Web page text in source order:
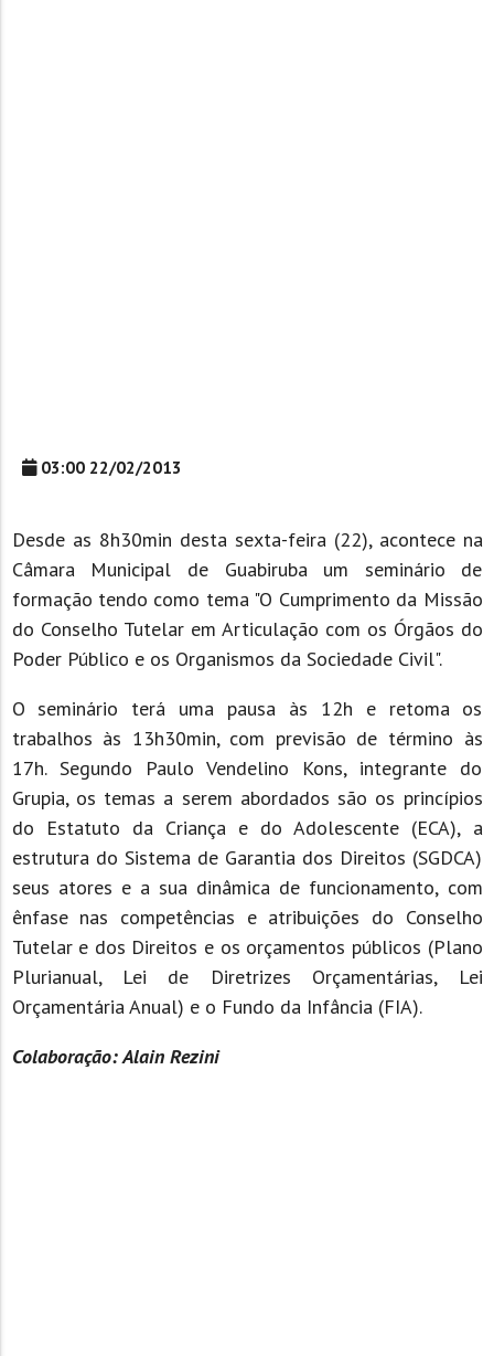
03:00 22/02/2013
Desde as 8h30min desta sexta-feira (22), acontece na
Câmara Municipal de Guabiruba um seminário de
formação tendo como tema "O Cumprimento da Missão
do Conselho Tutelar em Articulação com os Órgãos do
Poder Público e os Organismos da Sociedade Civil".
O seminário terá uma pausa às 12h e retoma os
trabalhos às 13h30min, com previsão de término às
17h. Segundo Paulo Vendelino Kons, integrante do
Grupia, os temas a serem abordados são os princípios
do Estatuto da Criança e do Adolescente (ECA), a
estrutura do Sistema de Garantia dos Direitos (SGDCA)
seus atores e a sua dinâmica de funcionamento, com
ênfase nas competências e atribuições do Conselho
Tutelar e dos Direitos e os orçamentos públicos (Plano
Plurianual, Lei de Diretrizes Orçamentárias, Lei
Orçamentária Anual) e o Fundo da Infância (FIA).
Colaboração: Alain Rezini